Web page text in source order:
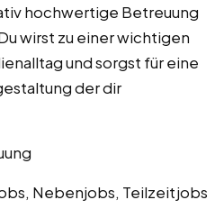
hochwertige Betreuung
wirst zu einer wichtigen
und sorgst für eine
der dir
Nebenjobs, Teilzeitjobs